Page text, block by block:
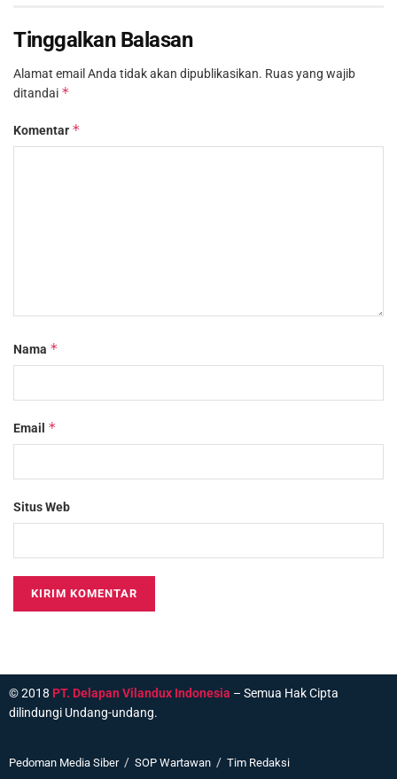
Tinggalkan Balasan
Alamat email Anda tidak akan dipublikasikan. Ruas yang wajib
ditandai *
Komentar *
Nama *
Email *
Situs Web
© 2018 PT. Delapan Vilandux Indonesia – Semua Hak Cipta
dilindungi Undang-undang.
Pedoman Media Siber SOP Wartawan Tim Redaksi